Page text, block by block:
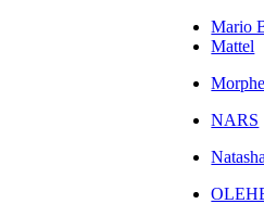
Mario
Mattel
Morphe
NARS